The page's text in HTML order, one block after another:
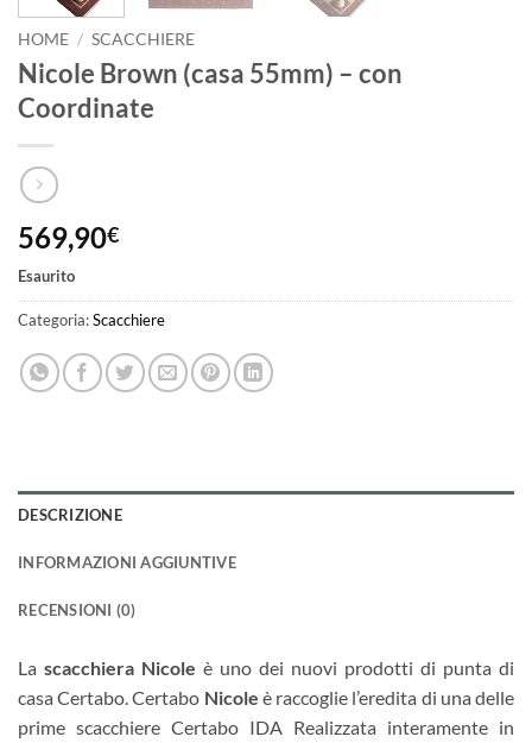
HOME / SCACCHIERE
Nicole Brown (casa 55mm) – con
Coordinate
569,90€
Esaurito
Categoria:Scacchiere
DESCRIZIONE
INFORMAZIONI AGGIUNTIVE
RECENSIONI (0)
La scacchiera Nicole è uno dei nuovi prodotti di punta di
casa Certabo. Certabo Nicole è raccoglie l’eredita di una delle
prime scacchiere Certabo IDA Realizzata interamente in